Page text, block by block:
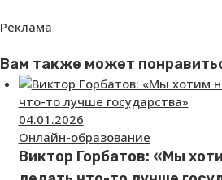
Реклама
Вам также может
04.01.2026
Онлайн-образование
Виктор Горбатов: «Мы